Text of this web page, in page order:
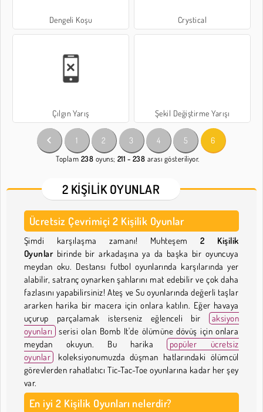
Dengeli Koşu Crystical
Çılgın Yarış Şekil Değiştirme Yarışı
1 2 3 4 5 6
Toplam 238 oyuns; 211 - 238 arası gösteriliyor.
2 KIŞILIK OYUNLAR
Ücretsiz Çevrimiçi 2 Kişilik Oyunlar
Şimdi karşılaşma zamanı! Muhteşem2 Kişilik
Oyunlarbirinde bir arkadaşına ya da başka bir oyuncuya
meydan oku. Destansı futbol oyunlarında karşılarında yer
alabilir, satranç oynarken şahlarını mat edebilir ve çok daha
fazlasını yapabilirsiniz! Ateş ve Su oyunlarında değerli taşlar
ararken harika bir macera için onlara katılın. Eğer havaya
uçurup parçalamak isterseniz eğlenceli bir
aksiyon
oyunları
serisi olan Bomb It'de ölümüne dövüş için onlara
meydan okuyun. Bu harika
popüler ücretsiz
oyunlar
koleksiyonumuzda düşman hatlarındaki ölümcül
görevlerden rahatlatıcı Tic-Tac-Toe oyunlarına kadar her şey
var.
En iyi 2 Kişilik Oyunları nelerdir?